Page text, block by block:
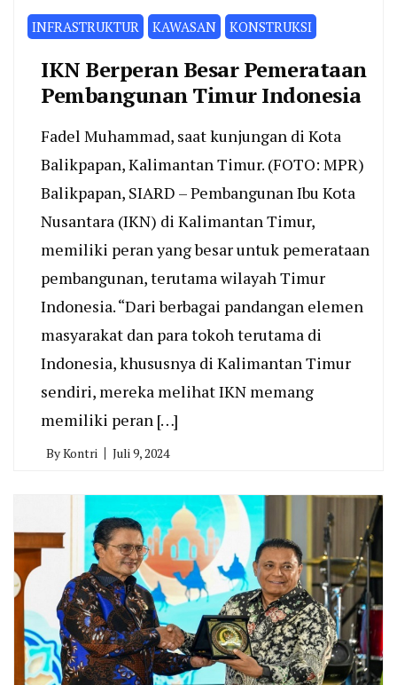
INFRASTRUKTUR KAWASAN KONSTRUKSI
IKN Berperan Besar Pemerataan
Pembangunan Timur Indonesia
Fadel Muhammad, saat kunjungan di Kota
Balikpapan, Kalimantan Timur. (FOTO: MPR)
Balikpapan, SIARD – Pembangunan Ibu Kota
Nusantara (IKN) di Kalimantan Timur,
memiliki peran yang besar untuk pemerataan
pembangunan, terutama wilayah Timur
Indonesia. “Dari berbagai pandangan elemen
masyarakat dan para tokoh terutama di
Indonesia, khususnya di Kalimantan Timur
sendiri, mereka melihat IKN memang
memiliki peran […]
ByKontri Juli 9, 2024